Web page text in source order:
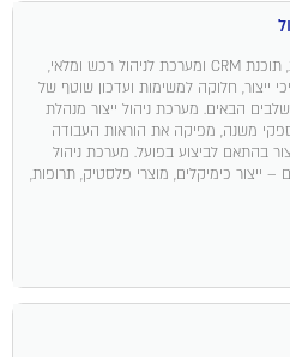
מעבר להיותה תוכנת הנהלת חשבונות, תוכנת CRM ומערכת לניהול רכש ומלאי,
ייצור, חלוקה למשימות ועדכון שוטף של
הבאים. מערכת ניהול ייצור מנהלת
משנה, מפיקה את הוראות העבודה
בהתאם לביצוע בפועל. מערכת ניהול
– ייצור כימיקלים, מוצרי פלסטיק, תרופות,